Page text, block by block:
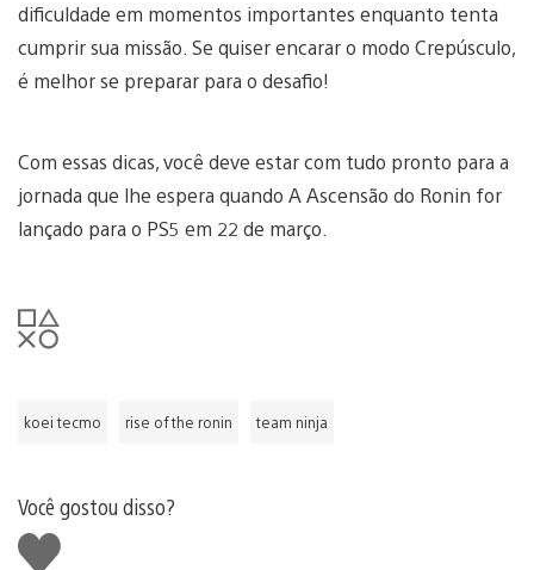
dificuldade em momentos importantes enquanto tenta
cumprir sua missão. Se quiser encarar o modo Crepúsculo,
é melhor se preparar para o desafio!
Com essas dicas, você deve estar com tudo pronto para a
jornada que lhe espera quando A Ascensão do Ronin for
lançado para o PS5 em 22 de março.
koei tecmo rise of the ronin team ninja
Você gostou disso?
Curtir